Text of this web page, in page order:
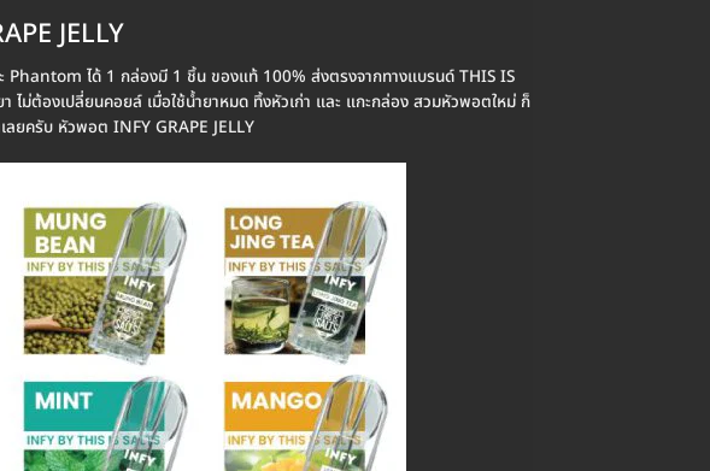
JELLY
Phantom ได้ 1 กล่องมี 1 ชิ้น ของแท้ 100% ส่งตรงจากทางแบรนด์ THIS IS
ม่ต้องเปลี่ยนคอยล์ เมื่อใช้น้ำยาหมด ทิ้งหัวเก่า และ แกะกล่อง สวมหัวพอตใหม่ ก็
ยครับ หัวพอต INFY GRAPE JELLY